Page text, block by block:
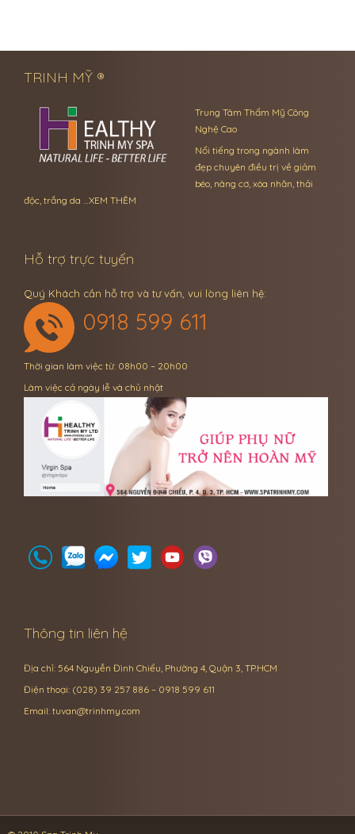
TRINH MỸ ®
Trung Tâm Thẩm Mỹ Công
Nghệ Cao
Nổi tiếng trong ngành làm
đẹp chuyên điều trị về giảm
béo, nâng cơ, xóa nhăn, thải
độc, trắng da …XEM THÊM
Hỗ trợ trực tuyến
Quý Khách cần hỗ trợ và tư vấn, vui lòng liên hệ:
0918 599 611
Thời gian làm việc từ: 08h00 – 20h00
Làm việc cả ngày lễ và chủ nhật
Thông tin liên hệ
Địa chỉ: 564 Nguyễn Đình Chiểu, Phường 4, Quận 3, TP.HCM
Điện thoại: (028) 39 257 886 – 0918 599 611
Email: tuvan@trinhmy.com